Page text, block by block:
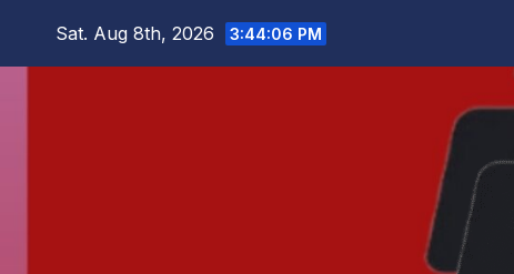
Sat. Aug 8th, 2026 3:44:06 PM